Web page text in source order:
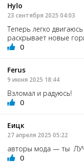
Hylo
23 сентября 2025 04:03
Теперь легко
раскрывает новые
0
Ferus
9 июня 2025 18:44
Взломал и радуюсь!
0
Еицк
27 апреля 2025 05:22
авторы мода — ты
0